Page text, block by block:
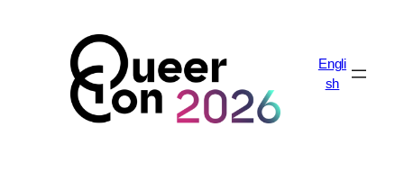
Engli
sh